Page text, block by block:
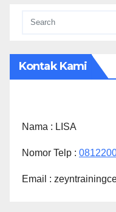
Kontak Kami
Nama : LISA
Nomor Telp :
Email :